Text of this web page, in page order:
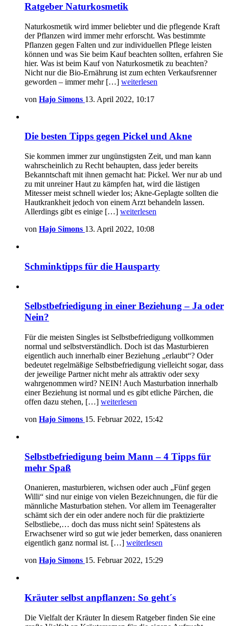
Ratgeber Naturkosmetik
Naturkosmetik wird immer beliebter und die pflegende Kraft
der Pflanzen wird immer mehr erforscht. Was bestimmte
Pflanzen gegen Falten und zur individuellen Pflege leisten
können und was Sie beim Kauf beachten sollten, erfahren Sie
hier. Was ist beim Kauf von Naturkosmetik zu beachten?
Nicht nur die Bio-Ernährung ist zum echten Verkaufsrenner
geworden – immer mehr […] weiterlesen
von Hajo Simons 13. April 2022, 10:17
Die besten Tipps gegen Pickel und Akne
Sie kommen immer zur ungünstigsten Zeit, und man kann
wahrscheinlich zu Recht behaupten, dass jeder bereits
Bekanntschaft mit ihnen gemacht hat: Pickel. Wer nur ab und
zu mit unreiner Haut zu kämpfen hat, wird die lästigen
Mitesser meist schnell wieder los; Akne-Geplagte sollten die
Hautkrankheit jedoch von einem Arzt behandeln lassen.
Allerdings gibt es einige […] weiterlesen
von Hajo Simons 13. April 2022, 10:08
Schminktipps für die Hausparty
Selbstbefriedigung in einer Beziehung – Ja oder
Nein?
Für die meisten Singles ist Selbstbefriedigung vollkommen
normal und selbstverständlich. Doch ist das Masturbieren
eigentlich auch innerhalb einer Beziehung „erlaubt“? Oder
bedeutet regelmäßige Selbstbefriedigung vielleicht sogar, dass
der jeweilige Partner nicht mehr als attraktiv oder sexy
wahrgenommen wird? NEIN! Auch Masturbation innerhalb
einer Beziehung ist normal und es gibt etliche Pärchen, die
offen dazu stehen, […] weiterlesen
von Hajo Simons 15. Februar 2022, 15:42
Selbstbefriedigung beim Mann – 4 Tipps für
mehr Spaß
Onanieren, masturbieren, wichsen oder auch „Fünf gegen
Willi“ sind nur einige von vielen Bezeichnungen, die für die
männliche Masturbation stehen. Vor allem im Teenageralter
schämt sich der ein oder andere noch für die praktizierte
Selbstliebe,… doch das muss nicht sein! Spätestens als
Erwachsener wird so gut wie jeder bemerken, dass onanieren
eigentlich ganz normal ist. […] weiterlesen
von Hajo Simons 15. Februar 2022, 15:29
Kräuter selbst anpflanzen: So geht´s
Die Vielfalt der Kräuter In diesem Ratgeber finden Sie eine